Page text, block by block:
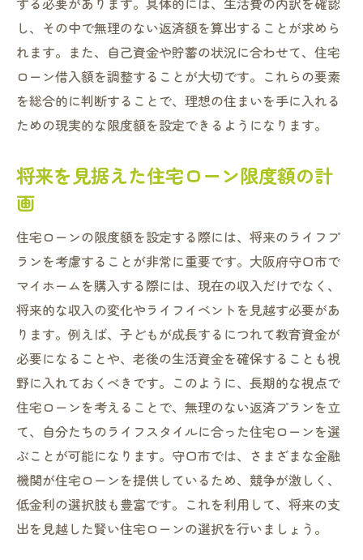
し、その中で無理のない返済額を算出することが求めら
れます。また、自己資金や貯蓄の状況に合わせて、住宅
ローン借入額を調整することが大切です。これらの要素
を総合的に判断することで、理想の住まいを手に入れる
ための現実的な限度額を設定できるようになります。
将来を見据えた住宅ローン限度額の計
画
住宅ローンの限度額を設定する際には、将来のライフプ
ランを考慮することが非常に重要です。大阪府守口市で
マイホームを購入する際には、現在の収入だけでなく、
将来的な収入の変化やライフイベントを見越す必要があ
ります。例えば、子どもが成長するにつれて教育資金が
必要になることや、老後の生活資金を確保することも視
野に入れておくべきです。このように、長期的な視点で
住宅ローンを考えることで、無理のない返済プランを立
て、自分たちのライフスタイルに合った住宅ローンを選
ぶことが可能になります。守口市では、さまざまな金融
機関が住宅ローンを提供しているため、競争が激しく、
低金利の選択肢も豊富です。これを利用して、将来の支
出を見越した賢い住宅ローンの選択を行いましょう。